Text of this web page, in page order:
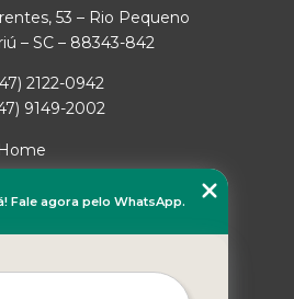
53 – Rio Pequeno
– SC – 88343-842
2122-0942
9149-2002
Home
do site
Fale agora pelo WhatsApp.